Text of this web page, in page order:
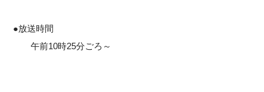
●放送時間
午前10時25分ごろ～